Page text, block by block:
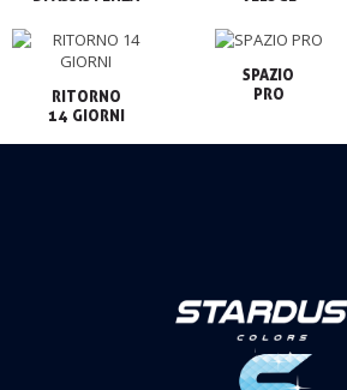
RITORNO
14 GIORNI
SPAZIO
PRO